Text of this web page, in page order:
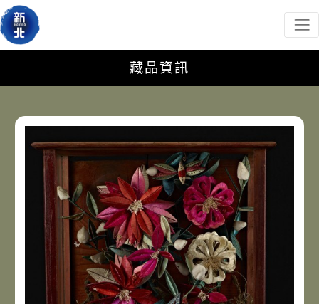
新北市政府客家事務局
網頁導覽
藏品資訊